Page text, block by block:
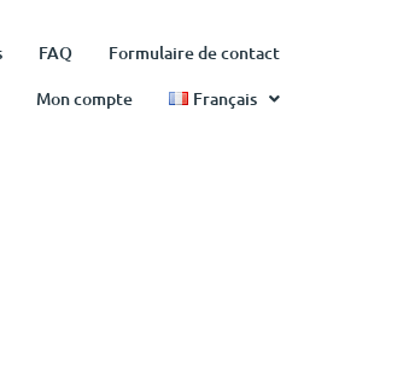
FAQ
Formulaire de contact
Mon compte
Français